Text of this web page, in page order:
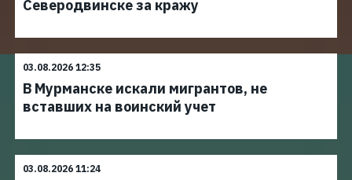
Северодвинске за кражу
03.08.2026 12:35
В Мурманске искали мигрантов, не
вставших на воинский учет
03.08.2026 11:24